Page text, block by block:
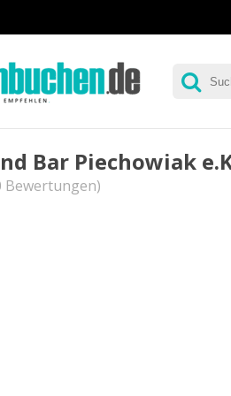
Bar Piechowiak
Bewertungen)